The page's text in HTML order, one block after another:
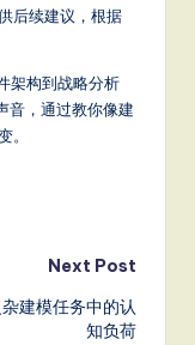
后续建议，根据
架构到战略分析
音，通过教你像建
。
Next Post
建模任务中的认
知负荷